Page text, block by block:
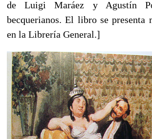
de Luigi Maráez y Agustín
becquerianos. El libro se presenta
en la Librería General.]